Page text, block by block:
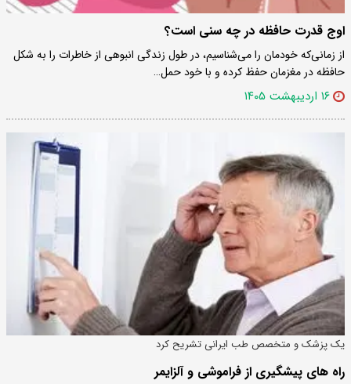
اوج قدرت حافظه در چه سنی است؟
از زمانی‌که خودمان را می‌شناسیم، در طول زندگی انبوهی از خاطرات را به شکل
حافظه در مغزمان حفظ کرده و با خود حمل…
۱۶ اردیبهشت ۱۴۰۵
یک پزشک و متخصص طب ایرانی تشریح کرد
راه های پیشگیری از فراموشی و آلزایمر